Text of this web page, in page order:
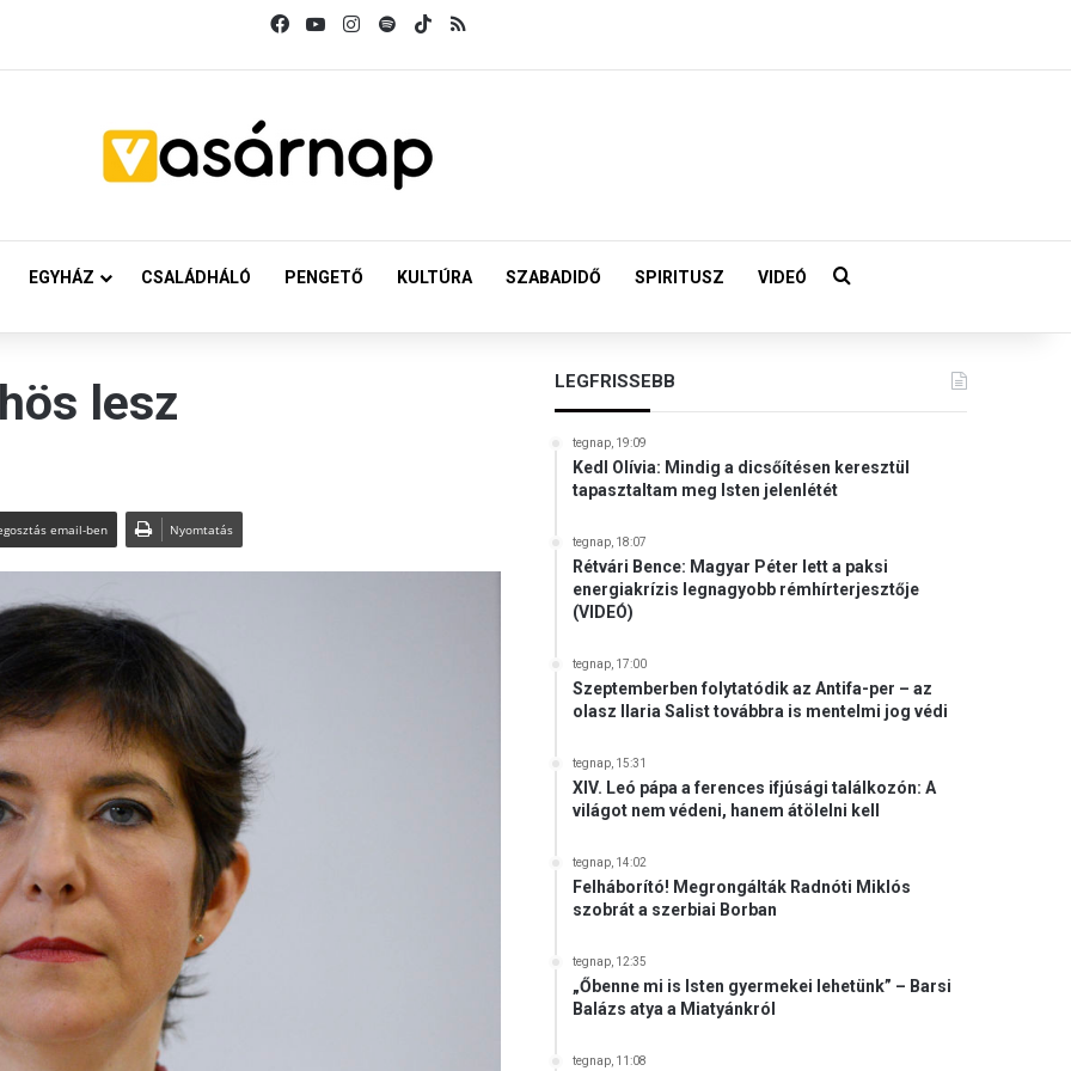
FacebookYouTubeInstagram
SpotifyTikTok
EGYHÁZ CSALÁDHÁLÓ PENGETŐ KULTÚRA SZABADIDŐ SPIRITUSZ VIDEÓ Keresés:
lesz
email-ben Nyomtatás
LEGFRISSEBB
tegnap, 19:09
Kedl Olívia: Mindig a dicsőítésen keresztül
tapasztaltam meg Isten jelenlétét
tegnap, 18:07
Rétvári Bence: Magyar Péter lett a paksi
energiakrízis legnagyobb rémhírterjesztője
(VIDEÓ)
tegnap, 17:00
Szeptemberben folytatódik az Antifa-per – az
olasz Ilaria Salist továbbra is mentelmi jog védi
tegnap, 15:31
XIV. Leó pápa a ferences ifjúsági találkozón: A
világot nem védeni, hanem átölelni kell
tegnap, 14:02
Felháborító! Megrongálták Radnóti Miklós
szobrát a szerbiai Borban
tegnap, 12:35
„Őbenne mi is Isten gyermekei lehetünk” – Barsi
Balázs atya a Miatyánkról
tegnap, 11:08